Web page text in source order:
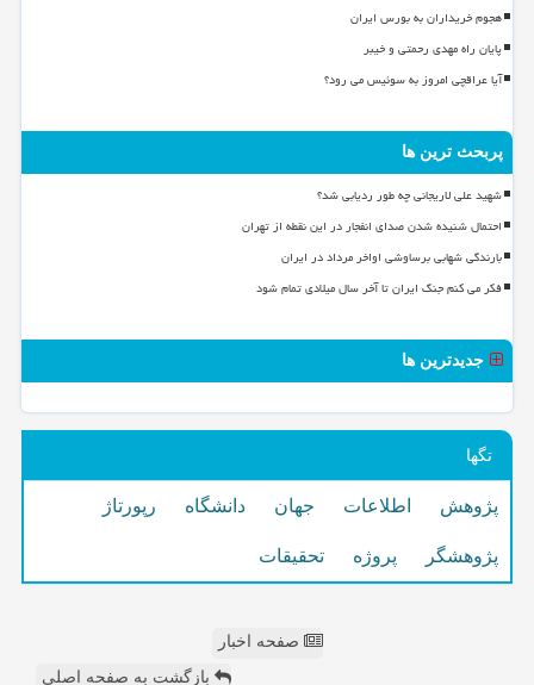
هجوم خریداران به بورس ایران
پایان راه مهدی رحمتی و خیبر
آیا عراقچی امروز به سوئیس می رود؟
پربحث ترین ها
شهید علی لاریجانی چه طور ردیابی شد؟
احتمال شنیده شدن صدای انفجار در این نقطه از تهران
بارندگی شهابی برساوشی اواخر مرداد در ایران
فکر می کنم جنگ ایران تا آخر سال میلادی تمام شود
جدیدترین ها
تگها
پژوهش اطلاعات جهان دانشگاه رپورتاژ
پژوهشگر پروژه تحقیقات
صفحه اخبار
بازگشت به صفحه اصلی